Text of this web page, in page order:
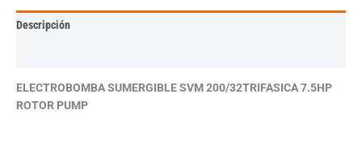
Descripción
ELECTROBOMBA SUMERGIBLE SVM 200/32TRIFASICA 7.5HP
ROTOR PUMP